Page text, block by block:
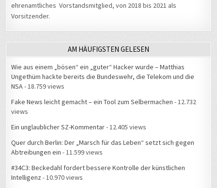
ehrenamtliches Vorstandsmitglied, von 2018 bis 2021 als
Vorsitzender.
AM HÄUFIGSTEN GELESEN
Wie aus einem „bösen“ ein „guter“ Hacker wurde – Matthias
Ungethüm hackte bereits die Bundeswehr, die Telekom und die
NSA- 18.759 views
Fake News leicht gemacht – ein Tool zum Selbermachen - 12.732
views
Ein unglaublicher SZ-Kommentar- 12.405 views
Quer durch Berlin: Der „Marsch für das Leben“ setzt sich gegen
Abtreibungen ein - 11.599 views
#34C3: Beckedahl fordert bessere Kontrolle der künstlichen
Intelligenz - 10.970 views